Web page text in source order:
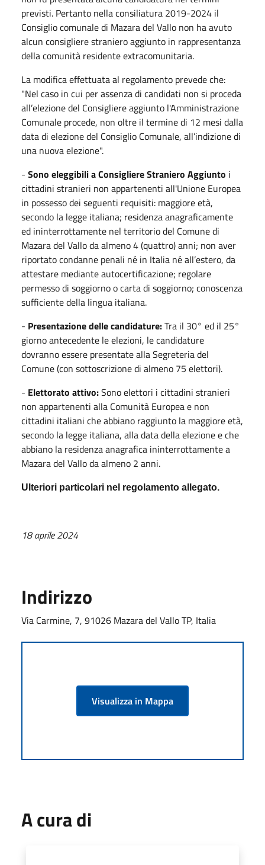
previsti. Pertanto nella consiliatura 2019-2024 il
Consiglio comunale di Mazara del Vallo non ha avuto
alcun consigliere straniero aggiunto in rappresentanza
della comunità residente extracomunitaria.
La modifica effettuata al regolamento prevede che:
"Nel caso in cui per assenza di candidati non si proceda
all’elezione del Consigliere aggiunto l'Amministrazione
Comunale procede, non oltre il termine di 12 mesi dalla
data di elezione del Consiglio Comunale, all’indizione di
una nuova elezione".
- Sono eleggibili a Consigliere Straniero Aggiunto i
cittadini stranieri non appartenenti all'Unione Europea
in possesso dei seguenti requisiti: maggiore età,
secondo la legge italiana; residenza anagraficamente
ed ininterrottamente nel territorio del Comune di
Mazara del Vallo da almeno 4 (quattro) anni; non aver
riportato condanne penali né in Italia né all’estero, da
attestare mediante autocertificazione; regolare
permesso di soggiorno o carta di soggiorno; conoscenza
sufficiente della lingua italiana.
- Presentazione delle candidature:Tra il 30° ed il 25°
giorno antecedente le elezioni, le candidature
dovranno essere presentate alla Segreteria del
Comune (con sottoscrizione di almeno 75 elettori).
- Elettorato attivo:Sono elettori i cittadini stranieri
non appartenenti alla Comunità Europea e non
cittadini italiani che abbiano raggiunto la maggiore età,
secondo la legge italiana, alla data della elezione e che
abbiano la residenza anagrafica ininterrottamente a
Mazara del Vallo da almeno 2 anni.
Ulteriori particolari nel regolamento allegato.
18 aprile 2024
Indirizzo
Via Carmine, 7, 91026 Mazara del Vallo TP, Italia
Visualizza in Mappa
A cura di